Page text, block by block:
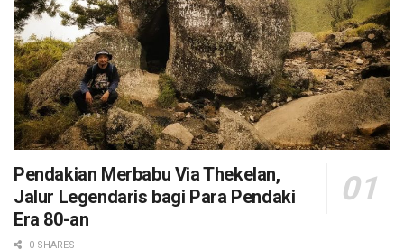
Pendakian Merbabu Via Thekelan,
Jalur Legendaris bagi Para Pendaki
Era 80-an
0 SHARES